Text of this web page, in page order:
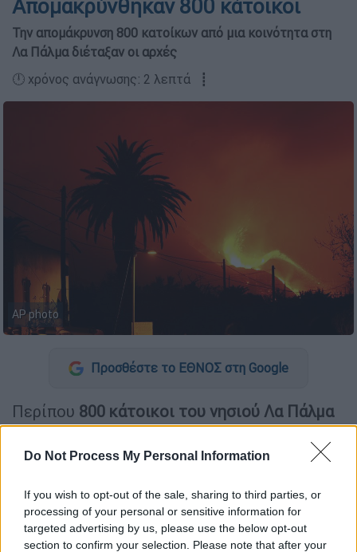
Do Not Process My Personal Information
If you wish to opt-out of the sale, sharing to third parties, or
processing of your personal or sensitive information for
targeted advertising by us, please use the below opt-out
section to confirm your selection. Please note that after your
Απομακρύνθηκαν 800 κάτοικοι
Την απομάκρυνση 800 κατοίκων από μια κοινότητα στη
Λα Πάλμα διέταξαν οι αρχές
🕛 χρόνος ανάγνωσης: 2 λεπτά ┋
ΑP photo
Προσθέστε το ΕΘΝΟΣ στη Google
Περίπου 800 κάτοικοι του νησιού Λα Πάλμα
έλαβαν εντολή να εγκαταλείψουν τις εστίες
τους την Τρίτη, λόγω τηςλάβαςαπό το
σπίτια τους.
Η υπηρεσία πολιτικής προστασίας του